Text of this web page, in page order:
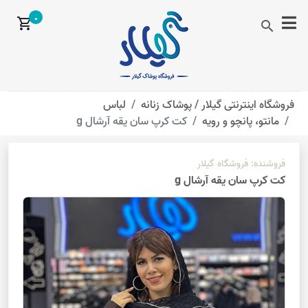
search
shopping_cart0
فروشگاه اینترنتی گیلار /پوشاک زنانه
لباس
مانتو، پانچو و رویه
کت کرپ سان یقه آرشال g
فروشنده: فروشگاه گیلار
کت کرپ سان یقه آرشال g